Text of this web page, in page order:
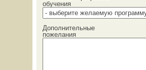
обучения
Дополнительные
пожелания